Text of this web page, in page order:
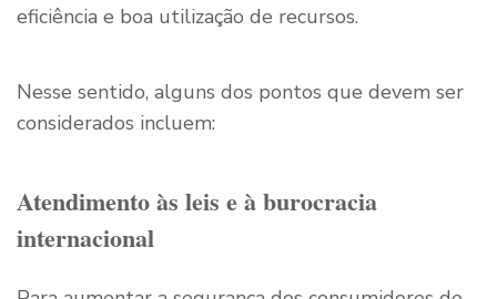
eficiência e boa utilização de recursos.
Nesse sentido, alguns dos pontos que devem ser
considerados incluem:
Atendimento às leis e à burocracia
internacional